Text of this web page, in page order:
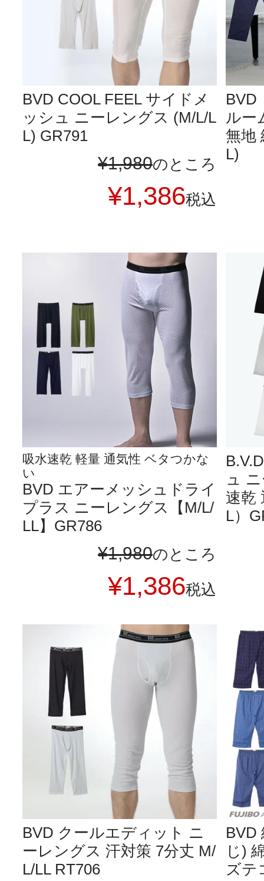
BVD COOL FEEL サイドメ
ッシュ ニーレングス (M/L/L
L) GR791
¥1,980のところ
¥1,386税込
BVD
ルー
無地
L)
吸水速乾 軽量 通気性 ベタつかな
い
BVD エアーメッシュドライ
プラス ニーレングス【M/L/
LL】GR786
¥1,980のところ
¥1,386税込
ュ
速乾
L）
BVD クールエディット ニ
ーレングス 汗対策 7分丈 M/
L/LL RT706
BVD
じ)
ズテ